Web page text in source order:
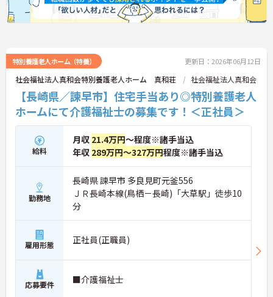
特別養護老人ホーム（特養） 更新日：2026年06月12日
社会福祉法人真和会特別養護老人ホーム 真和荘 社会福祉法人真和会
【長崎県／諫早市】住宅手当あり◎特別養護老人
ホームにて介護福祉士の募集です！＜正社員＞
給料
月収 21.4万円～程度※諸手当込
年収 289万円～327万円程度※諸手当込
勤務地
長崎県 諫早市 多良見町元釜556
ＪＲ長崎本線(鳥栖－長崎)「大草駅」徒歩10
分
雇用形態 正社員(正職員)
応募要件 ■介護福祉士